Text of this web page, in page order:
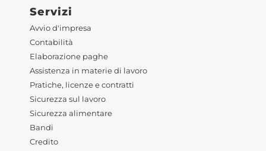
Servizi
Avvio d'impresa
Contabilità
Elaborazione paghe
Assistenza in materie di lavoro
Pratiche, licenze e contratti
Sicurezza sul lavoro
Sicurezza alimentare
Bandi
Credito